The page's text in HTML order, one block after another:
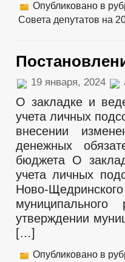
Опубликовано в
Совета депутатов на
19 января, 2024
О закладке и
учета личных
внесении
денежных
бюджета О
учета личных
Ново-
утверждении
[…]
Опубликовано в